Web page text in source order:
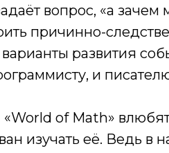
вопрос, «а
причинно-
развития
и
«World of Math»
изучать её. Ведь